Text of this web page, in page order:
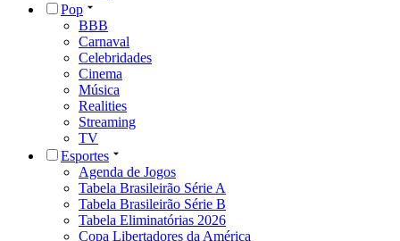
Pop
BBB
Carnaval
Celebridades
Cinema
Música
Realities
Streaming
TV
Esportes
Agenda de Jogos
Tabela Brasileirão Série A
Tabela Brasileirão Série B
Tabela Eliminatórias 2026
Copa Libertadores da América